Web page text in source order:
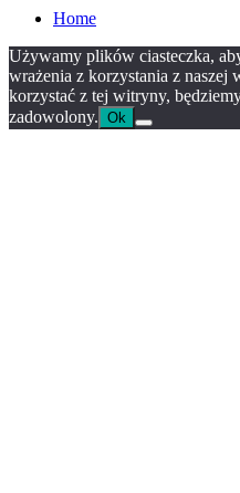
Home
Używamy plików ciasteczka,
wrażenia z korzystania z naszej
korzystać z tej witryny,
zadowolony. Ok